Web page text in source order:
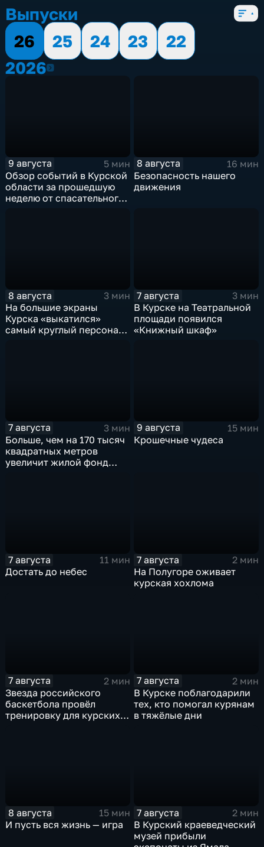
Выпуски
26
25 24 23
22
20262026
9 августа
5 мин
Обзор событий в Курской
области за прошедшую
неделю от спасательного
8 августа
16 мин
Безопасность нашего
движения
8 августа
3 мин
На большие экраны
Курска «выкатился»
самый круглый персонаж
7 августа
3 мин
В Курске на Театральной
площади появился
«Книжный шкаф»
7 августа
3 мин
Больше, чем на 170 тысяч
квадратных метров
увеличит жилой фонд
9 августа
15 мин
Крошечные чудеса
7 августа
11 мин
Достать до небес
7 августа
2 мин
На Полугоре оживает
курская хохлома
7 августа
2 мин
Звезда российского
баскетбола провёл
тренировку для курских
7 августа
2 мин
В Курске поблагодарили
тех, кто помогал курянам
в тяжёлые дни
8 августа
15 мин
И пусть вся жизнь — игра
7 августа
2 мин
В Курский краеведческий
музей прибыли